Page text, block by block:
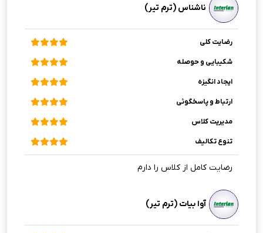
ناشناس (ترم تیر)
رضایت کلی
شکیبایی و حوصله
ایجاد انگیزه
ارتباط و پاسخگوئی
مدیریت کلاس
تنوع تکالیف
رضایت کامل از کلاس را دارم
آوا بیات (ترم تیر)